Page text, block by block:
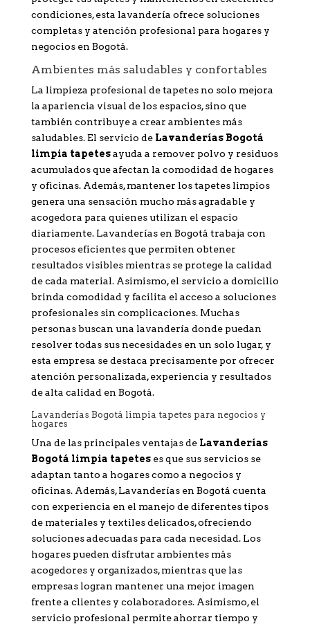
condiciones, esta lavandería ofrece soluciones
completas y atención profesional para hogares y
negocios en Bogotá.
Ambientes más saludables y confortables
La limpieza profesional de tapetes no solo mejora
la apariencia visual de los espacios, sino que
también contribuye a crear ambientes más
saludables. El servicio de Lavanderías Bogotá
limpia tapetesayuda a remover polvo y residuos
acumulados que afectan la comodidad de hogares
y oficinas. Además, mantener los tapetes limpios
genera una sensación mucho más agradable y
acogedora para quienes utilizan el espacio
diariamente. Lavanderías en Bogotá trabaja con
procesos eficientes que permiten obtener
resultados visibles mientras se protege la calidad
de cada material. Asimismo, el servicio a domicilio
brinda comodidad y facilita el acceso a soluciones
profesionales sin complicaciones. Muchas
personas buscan una lavandería donde puedan
resolver todas sus necesidades en un solo lugar, y
esta empresa se destaca precisamente por ofrecer
atención personalizada, experiencia y resultados
de alta calidad en Bogotá.
Lavanderías Bogotá limpia tapetes para negocios y
hogares
Una de las principales ventajas de Lavanderías
Bogotá limpia tapeteses que sus servicios se
adaptan tanto a hogares como a negocios y
oficinas. Además, Lavanderías en Bogotá cuenta
con experiencia en el manejo de diferentes tipos
de materiales y textiles delicados, ofreciendo
soluciones adecuadas para cada necesidad. Los
hogares pueden disfrutar ambientes más
acogedores y organizados, mientras que las
empresas logran mantener una mejor imagen
frente a clientes y colaboradores. Asimismo, el
servicio profesional permite ahorrar tiempo y